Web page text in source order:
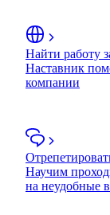
Найти работу
Наставник
компании
Научим
на неудобные